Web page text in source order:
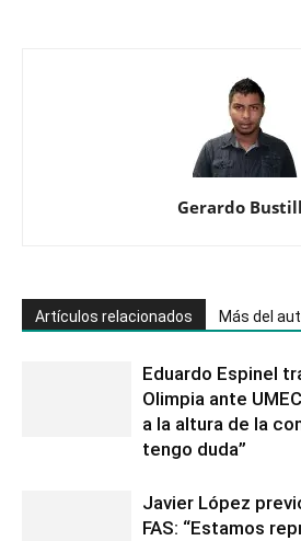
Gerardo
Artículos relacionados Más del
Eduardo Espinel
Olimpia ante
a la altura de la
tengo duda”
Javier López
FAS: “Estamos